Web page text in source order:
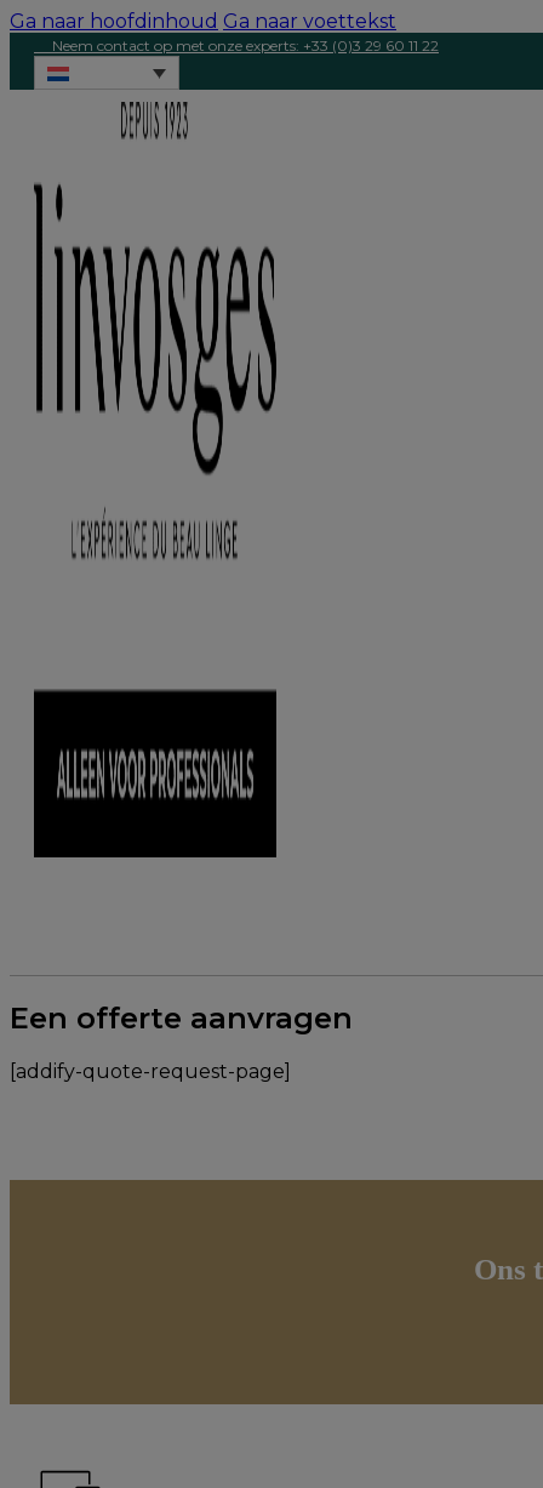
Ga naar hoofdinhoud Ga naar voettekst
Neem contact op met onze experts: +33 (0)3 29 60 11 22
Een offerte aanvragen
[addify-quote-request-page]
Ons